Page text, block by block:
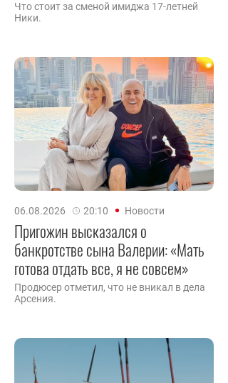
Что стоит за сменой имиджа 17-летней
Ники.
06.08.2026 20:10 Новости
Пригожин высказался о
банкротстве сына Валерии: «Мать
готова отдать все, я не совсем»
Продюсер отметил, что не вникал в дела
Арсения.